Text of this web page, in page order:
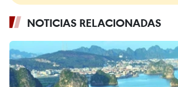
NOTICIAS RELACIONADAS